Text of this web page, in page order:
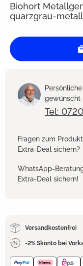
Biohort
quarzgrau-
gewünscht
Tel:
Fragen zum
Extra-Deal sichern?
WhatsApp-
Extra-Deal sichern!
Versandkostenfrei
-2% Skonto bei